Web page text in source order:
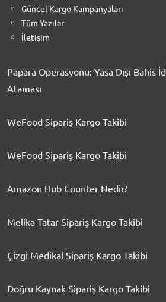
Güncel Kargo Kampanyaları
Tüm Yazılar
İletişim
Papara Operasyonu: Yasa Dışı Bahis
Ataması
WeFood Sipariş Kargo Takibi
WeFood Sipariş Kargo Takibi
Amazon Hub Counter Nedir?
Melika Tatar Sipariş Kargo Takibi
Çizgi Medikal Sipariş Kargo Takibi
Doğru Kaynak Sipariş Kargo Takibi